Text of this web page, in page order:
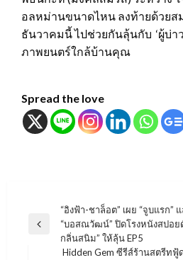
อลหม่านขนาดไหน ลงท้ายด้วย
ธันวาคมนี้ ไปช่วยกันลุ้นกับ ‘ผู้บ่า
ภาพยนตร์ใกล้บ้านคุณ
Spread the love
แนะแนว
เรื่อง
Previous
“อิงฟ้า-ชาล็อต” เผย “จูบแรก”
“บอสณวัฒน์” ปิดโรงหนังสปอ
กลิ่นสนิม” ให้ลุ้น EP5
Hidden Gem ซีรีส์ร้านสตรีทฟู้